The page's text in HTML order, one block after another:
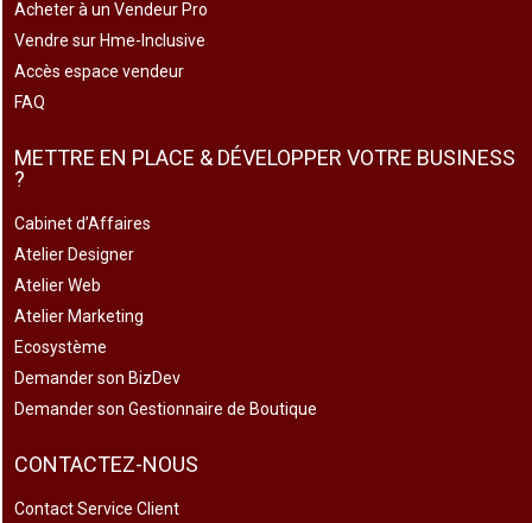
Acheter à un Vendeur Pro
Vendre sur Hme-Inclusive
Accès espace vendeur
FAQ
METTRE EN PLACE & DÉVELOPPER VOTRE BUSINESS
?
Cabinet d’Affaires
Atelier Designer
Atelier Web
Atelier Marketing
Ecosystème
Demander son BizDev
Demander son Gestionnaire de Boutique
CONTACTEZ-NOUS
Contact Service Client